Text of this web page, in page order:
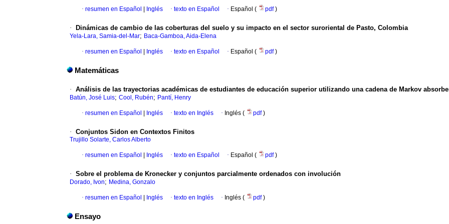
· resumen en Español Inglés · texto en Español · Español ( pdf)
· Dinámicas de cambio de las coberturas del suelo y su impacto en el sector suroriental de Pasto, Colombia
Yela-Lara, Samia-del-Mar; Baca-Gamboa, Aida-Elena
· resumen en Español Inglés · texto en Español · Español ( pdf)
Matemáticas
· Análisis de las trayectorias académicas de estudiantes de educación superior utilizando una cadena de Markov
Batún, José Luis; Cool, Rubén; Pantí, Henry
· resumen en Español Inglés · texto en Inglés · Inglés ( pdf)
· Conjuntos Sidon en Contextos Finitos
Trujillo Solarte, Carlos Alberto
· resumen en Español Inglés · texto en Español · Español ( pdf)
· Sobre el problema de Kronecker y conjuntos parcialmente ordenados con involución
Dorado, Ivon; Medina, Gonzalo
· resumen en Español Inglés · texto en Inglés · Inglés ( pdf)
Ensayo